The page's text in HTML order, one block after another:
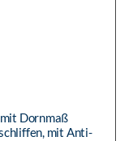
Dornmaß